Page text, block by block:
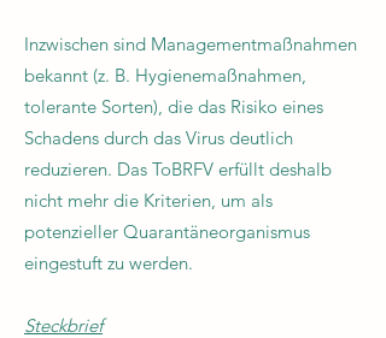
Inzwischen sind Managementmaßnahmen
bekannt (z. B. Hygienemaßnahmen,
tolerante Sorten), die das Risiko eines
Schadens durch das Virus deutlich
reduzieren. Das ToBRFV erfüllt deshalb
nicht mehr die Kriterien, um als
potenzieller Quarantäneorganismus
eingestuft zu werden.
Steckbrief